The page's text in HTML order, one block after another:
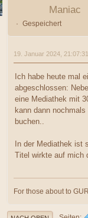
Maniac
Gespeichert
19. Januar 2024, 21:07:31
Ich habe heute mal
abgeschlossen:
eine Mediathek mit
kann dann
buchen..
In der Mediathek ist
Titel wirkte auf mich
For those about to